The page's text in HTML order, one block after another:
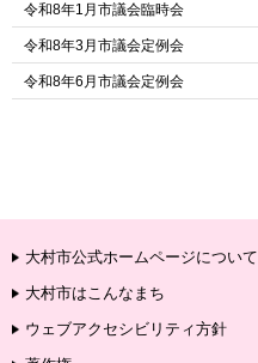
令和8年1月市議会臨時会
令和8年3月市議会定例会
令和8年6月市議会定例会
大村市公式ホームページについて
大村市はこんなまち
ウェブアクセシビリティ方針